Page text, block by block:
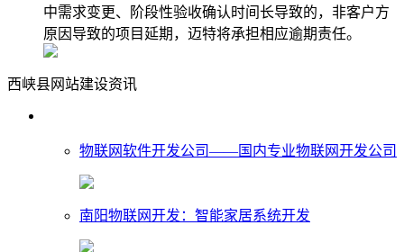
中需求变更、阶段性验收确认时间长导致的，非客户方
原因导致的项目延期，迈特将承担相应逾期责任。
西峡县网站建设资讯
物联网软件开发公司——国内专业物联网开发公司
南阳物联网开发：智能家居系统开发